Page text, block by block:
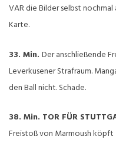
VAR die Bilder selbst
Karte.
33. Min. Der anschließende
Leverkusener Strafraum.
den Ball nicht. Schade.
38. Min. TOR FÜR
Freistoß von Marmoush köpft